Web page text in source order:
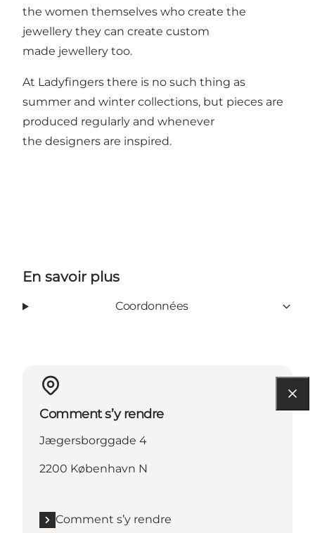
the women themselves who create the
jewellery they can create custom
made jewellery too.
At Ladyfingers there is no such thing as
summer and winter collections, but pieces are
produced regularly and whenever
the designers are inspired.
En savoir plus
Coordonnées
Comment s’y rendre
Jægersborggade 4
2200 København N
Comment s’y rendre